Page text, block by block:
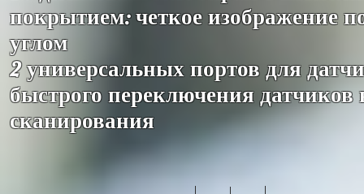
покрытием: четкое изображение
углом
2 универсальных портов для
быстрого переключения датчиков
сканирования